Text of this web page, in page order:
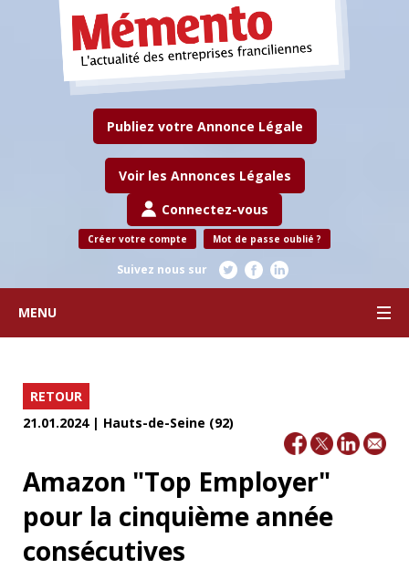
Publiez votre Annonce Légale
Voir les Annonces Légales
Connectez-vous
Créer votre compte Mot de passe oublié ?
Suivez nous sur
MENU
RETOUR
21.01.2024 | Hauts-de-Seine (92)
Amazon "Top Employer"
pour la cinquième année
consécutives